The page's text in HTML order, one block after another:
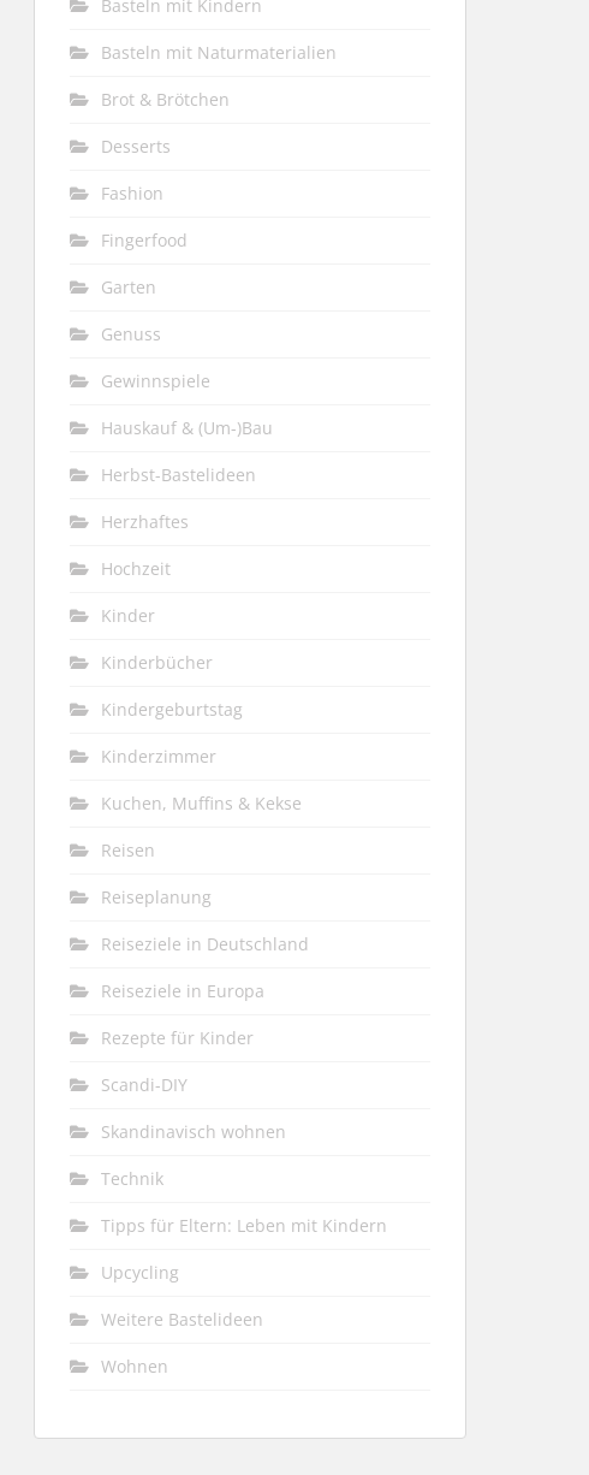
Basteln mit Kindern
Basteln mit Naturmaterialien
Brot & Brötchen
Desserts
Fashion
Fingerfood
Garten
Genuss
Gewinnspiele
Hauskauf & (Um-)Bau
Herbst-Bastelideen
Herzhaftes
Hochzeit
Kinder
Kinderbücher
Kindergeburtstag
Kinderzimmer
Kuchen, Muffins & Kekse
Reisen
Reiseplanung
Reiseziele in Deutschland
Reiseziele in Europa
Rezepte für Kinder
Scandi-DIY
Skandinavisch wohnen
Technik
Tipps für Eltern: Leben mit Kindern
Upcycling
Weitere Bastelideen
Wohnen